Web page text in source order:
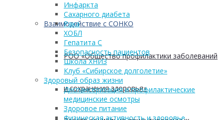
Взаимодействие с СОНКО
РОО «Общество профилактики заболеваний
и сохранения здоровья»
Инфаркта
Сахарного диабета
Рака
ХОБЛ
Гепатита С
Безопасность пациентов
Школа ХНИЗ
Клуб «Сибирское долголетие»
Здоровый образ жизни
Диспансеризация и профилактические
медицинские осмотры
Здоровое питание
Физическая активность и здоровье